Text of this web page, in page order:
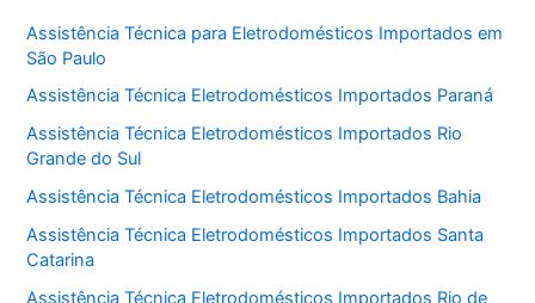
Assistência Técnica para Eletrodomésticos Importados em
São Paulo
Assistência Técnica Eletrodomésticos Importados Paraná
Assistência Técnica Eletrodomésticos Importados Rio
Grande do Sul
Assistência Técnica Eletrodomésticos Importados Bahia
Assistência Técnica Eletrodomésticos Importados Santa
Catarina
Assistência Técnica Eletrodomésticos Importados Rio de